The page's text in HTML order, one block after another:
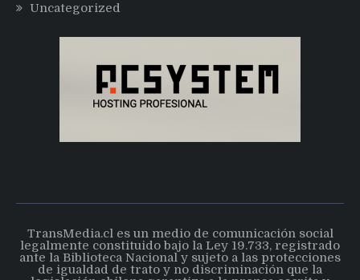
Uncategorized
TransMedia.cl es un medio de comunicación social
legalmente constituido bajo la Ley 19.733, registrado
ante la Biblioteca Nacional y sujeto a las protecciones
de igualdad de trato y no discriminación que la